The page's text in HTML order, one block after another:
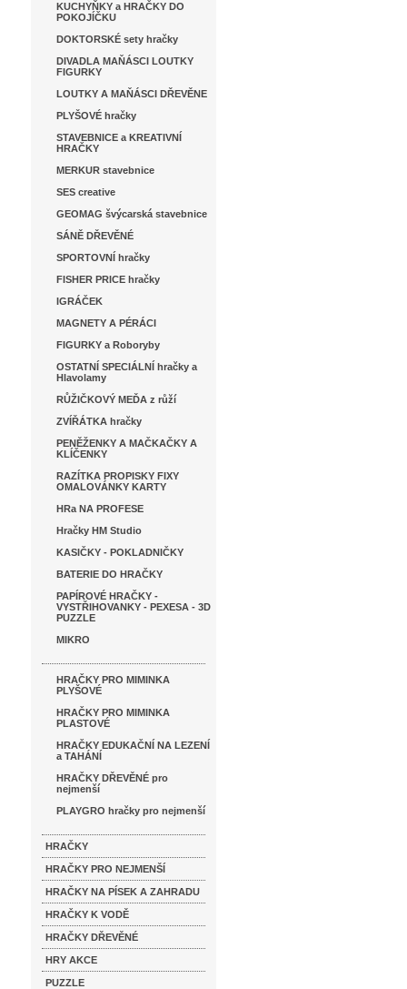
KUCHYŇKY a HRAČKY DO
POKOJÍČKU
DOKTORSKÉ sety hračky
DIVADLA MAŇÁSCI LOUTKY
FIGURKY
LOUTKY A MAŇÁSCI DŘEVĚNE
PLYŠOVÉ hračky
STAVEBNICE a KREATIVNÍ
HRAČKY
MERKUR stavebnice
SES creative
GEOMAG švýcarská stavebnice
SÁNĚ DŘEVĚNÉ
SPORTOVNÍ hračky
FISHER PRICE hračky
IGRÁČEK
MAGNETY A PÉRÁCI
FIGURKY a Roboryby
OSTATNÍ SPECIÁLNÍ hračky a
Hlavolamy
RŮŽIČKOVÝ MEĎA z růží
ZVÍŘÁTKA hračky
PENĚŽENKY A MAČKAČKY A
KLÍČENKY
RAZÍTKA PROPISKY FIXY
OMALOVÁNKY KARTY
HRa NA PROFESE
Hračky HM Studio
KASIČKY - POKLADNIČKY
BATERIE DO HRAČKY
PAPÍROVÉ HRAČKY -
VYSTŘIHOVANKY - PEXESA - 3D
PUZZLE
MIKRO
HRAČKY PRO MIMINKA
PLYŠOVÉ
HRAČKY PRO MIMINKA
PLASTOVÉ
HRAČKY EDUKAČNÍ NA LEZENÍ
a TAHÁNÍ
HRAČKY DŘEVĚNÉ pro
nejmenší
PLAYGRO hračky pro nejmenší
HRAČKY
HRAČKY PRO NEJMENŠÍ
HRAČKY NA PÍSEK A ZAHRADU
HRAČKY K VODĚ
HRAČKY DŘEVĚNÉ
HRY AKCE
PUZZLE